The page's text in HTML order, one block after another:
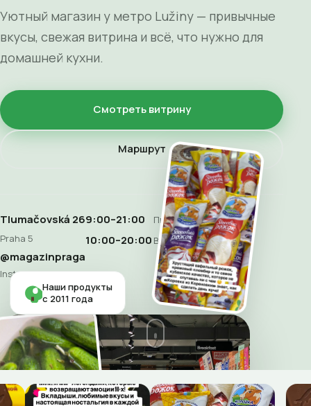
Уютный магазин у метро Lužiny — привычные
вкусы, свежая витрина и всё, что нужно для
домашней кухни.
Смотреть витрину
Маршрут
Tlumačovská 26
Praha 5
9:00–21:00 Пн–Сб
10:00–20:00 Воскресенье
@magazinpraga
Instagram
Наши продукты
с 2011 года